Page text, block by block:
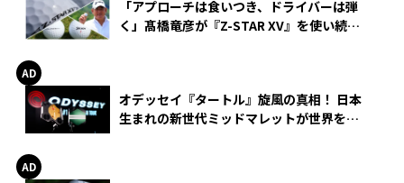
「アプローチは食いつき、ドライバーは弾
く」髙橋竜彦が『Z-STAR XV』を使い続け
オデッセイ『タートル』旋風の真相！ 日本
生まれの新世代ミッドマレットが世界を席